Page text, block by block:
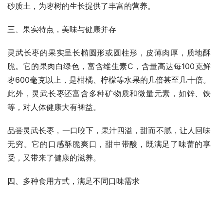
砂质土，为枣树的生长提供了丰富的营养。
三、果实特点，美味与健康并存
灵武长枣的果实呈长椭圆形或圆柱形，皮薄肉厚，质地酥
脆。它的果肉白绿色，富含维生素C，含量高达每100克鲜
枣600毫克以上，是柑橘、柠檬等水果的几倍甚至几十倍。
此外，灵武长枣还富含多种矿物质和微量元素，如锌、铁
等，对人体健康大有裨益。
品尝灵武长枣，一口咬下，果汁四溢，甜而不腻，让人回味
无穷。它的口感酥脆爽口，甜中带酸，既满足了味蕾的享
受，又带来了健康的滋养。
四、多种食用方式，满足不同口味需求